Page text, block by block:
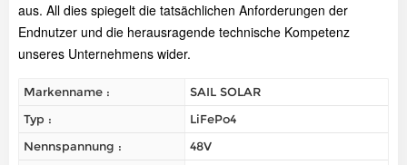
aus. All dies spiegelt die tatsächlichen Anforderungen der
Endnutzer und die herausragende technische Kompetenz
unseres Unternehmens wider.
Markenname :
SAIL SOLAR
Typ :
LiFePo4
Nennspannung :
48V